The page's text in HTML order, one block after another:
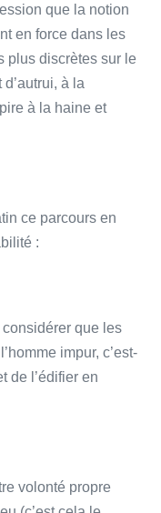
que la notion
en force dans les
plus discrètes sur le
à la
à la haine et
ce parcours en
:
que les
impur, c’est-
de l’édifier en
volonté propre